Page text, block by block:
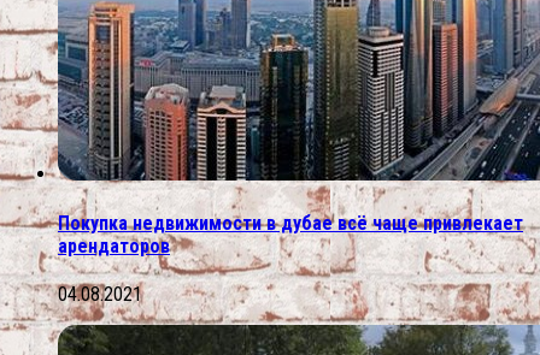
Покупка недвижимости в дубае всё чаще привлекает
арендаторов
04.08.2021